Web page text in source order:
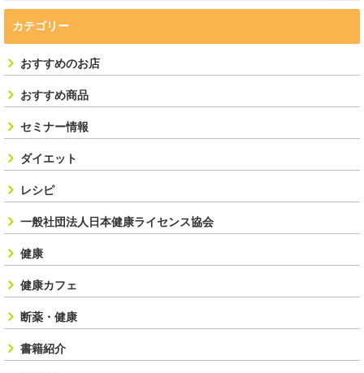
カテゴリー
おすすめのお店
おすすめ商品
セミナー情報
ダイエット
レシピ
一般社団法人日本健康ライセンス協会
健康
健康カフェ
断薬・健康
書籍紹介